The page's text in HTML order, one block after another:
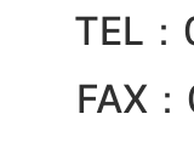
TEL
FAX